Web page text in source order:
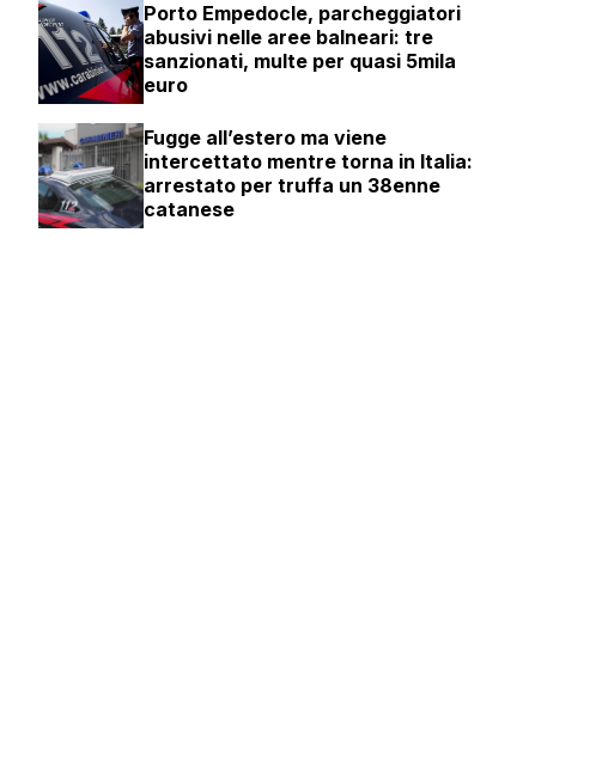
Porto Empedocle, parcheggiatori
abusivi nelle aree balneari: tre
sanzionati, multe per quasi 5mila
euro
Fugge all’estero ma viene
intercettato mentre torna in Italia:
arrestato per truffa un 38enne
catanese